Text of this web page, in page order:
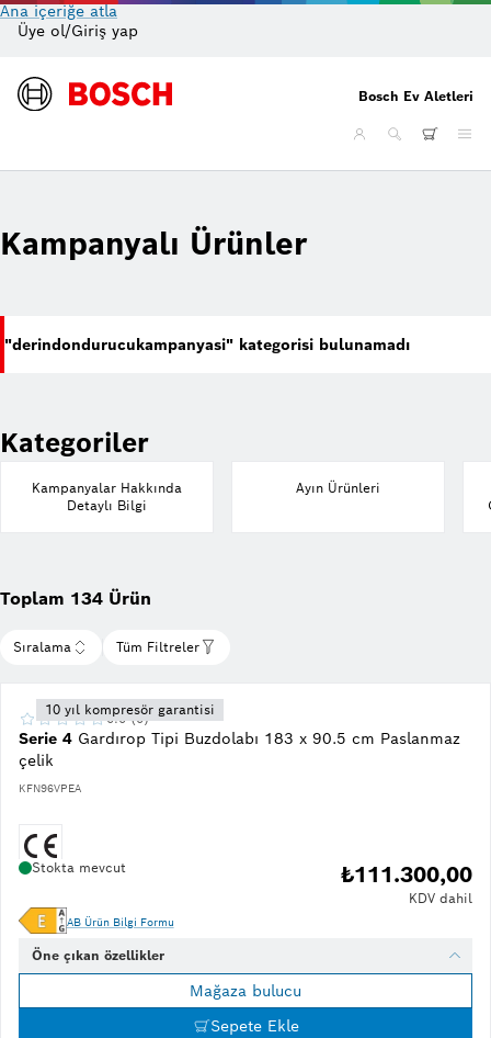
Ana içeriğe atla
Üye ol/Giriş yap
Bosch Ev Aletleri
Kampanyalı Ürünler
"derindondurucukampanyasi" kategorisi bulunamadı
Kategoriler
Kampanyalar Hakkında
Detaylı Bilgi
Ayın Ürünleri
Toplam 134 Ürün
Sıralama Tüm Filtreler
Serie 4 Gardırop Tipi Buzdolabı 183 x 90.5 cm Paslanmaz
çelik
KFN96VPEA
0.0 (0)
10 yıl kompresör garantisi
Stokta mevcut ₺111.300,00
KDV dahil
AB Ürün Bilgi Formu
Öne çıkan özellikler
Mağaza bulucu
Sepete Ekle